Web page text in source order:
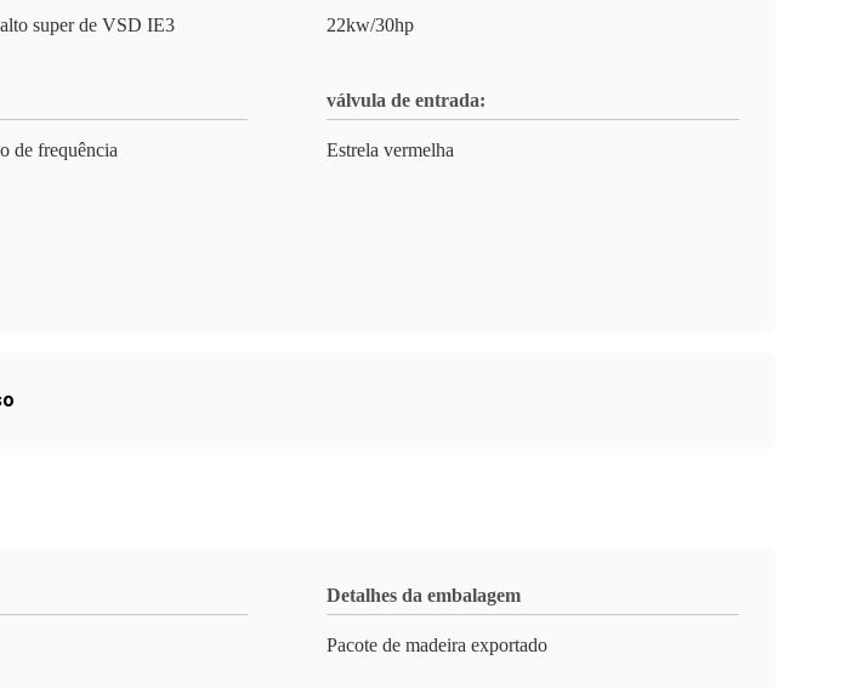
super de VSD IE3 22kw/30hp
de frequência
válvula de entrada:
Estrela vermelha
Detalhes da embalagem
Pacote de madeira exportado